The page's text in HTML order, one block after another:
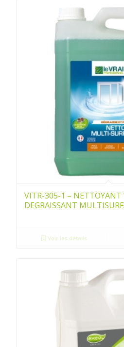
VITR-305-1 – NETTOYANT
DEGRAISSANT
Voir les détails